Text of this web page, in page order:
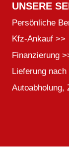
UNSERE
Persönliche
Kfz-Ankauf >>
Finanzierung
Lieferung
Autoabholung,